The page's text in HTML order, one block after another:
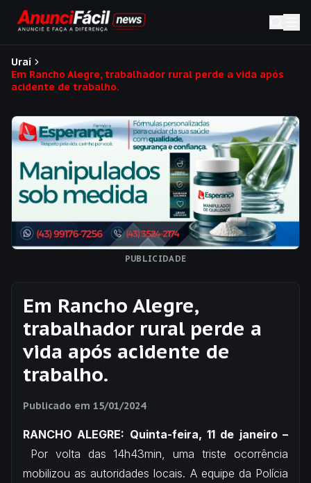
Uraí
Em Rancho Alegre, trabalhador rural perde a vida após
acidente de trabalho.
PUBLICIDADE
Em Rancho Alegre,
trabalhador rural perde a
vida após acidente de
trabalho.
Publicado em 15/01/2024
RANCHO ALEGRE: Quinta-feira, 11 de janeiro –
Por volta das 14h43min, uma triste ocorrência
mobilizou as autoridades locais. A equipe da Polícia